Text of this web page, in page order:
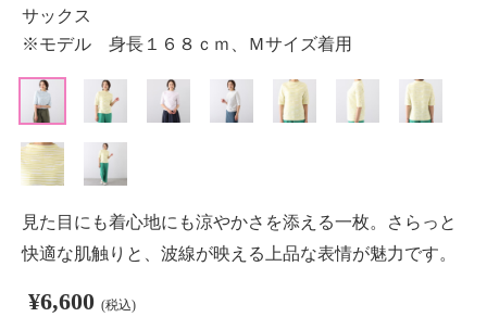
サックス
※モデル 身長１６８ｃｍ、Ｍサイズ着用
見た目にも着心地にも涼やかさを添える一枚。さらっと
快適な肌触りと、波線が映える上品な表情が魅力です。
¥6,600 (税込)